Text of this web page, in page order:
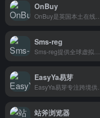
OnBuy
Sms-reg
EasyYa易芽
站斧浏览器